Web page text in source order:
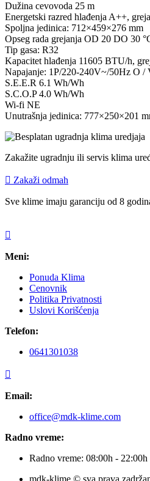
Dužina cevovoda 25 m
Energetski razred hlađenja A++,
Spoljna jedinica: 712×459×276 mm
Opseg rada grejanja OD 20 DO 30
Tip gasa: R32
Kapacitet hlađenja 11605 BTU/h,
Napajanje: 1P/220-240V~/50Hz O /
S.E.E.R 6.1 Wh/Wh
S.C.O.P 4.0 Wh/Wh
Wi-fi NE
Unutrašnja jedinica: 777×250×201
Zakažite ugradnju ili servis klima
Zakaži odmah
Sve klime imaju garanciju od 8
Meni:
Ponuda Klima
Cenovnik
Politika Privatnosti
Uslovi Korišćenja
Telefon:
0641301038
Email:
office@mdk-klime.com
Radno vreme:
Radno vreme: 08:00h - 22:00h
mdk-klime © sva prava